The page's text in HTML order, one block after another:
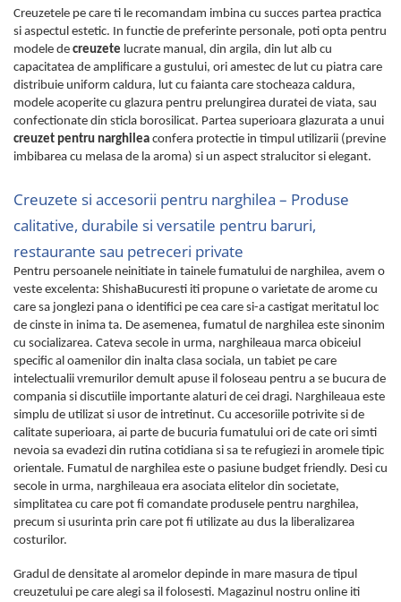
Creuzetele pe care ti le recomandam imbina cu succes partea practica
si aspectul estetic. In functie de preferinte personale, poti opta pentru
modele de creuzete lucrate manual, din argila, din lut alb cu
capacitatea de amplificare a gustului, ori amestec de lut cu piatra care
distribuie uniform caldura, lut cu faianta care stocheaza caldura,
modele acoperite cu glazura pentru prelungirea duratei de viata, sau
confectionate din sticla borosilicat. Partea superioara glazurata a unui
creuzet pentru narghilea confera protectie in timpul utilizarii (previne
imbibarea cu melasa de la aroma) si un aspect stralucitor si elegant.
Creuzete si accesorii pentru narghilea – Produse
calitative, durabile si versatile pentru baruri,
restaurante sau petreceri private
Pentru persoanele neinitiate in tainele fumatului de narghilea, avem o
veste excelenta: ShishaBucuresti iti propune o varietate de arome cu
care sa jonglezi pana o identifici pe cea care si-a castigat meritatul loc
de cinste in inima ta. De asemenea, fumatul de narghilea este sinonim
cu socializarea. Cateva secole in urma, narghileaua marca obiceiul
specific al oamenilor din inalta clasa sociala, un tabiet pe care
intelectualii vremurilor demult apuse il foloseau pentru a se bucura de
compania si discutiile importante alaturi de cei dragi. Narghileaua este
simplu de utilizat si usor de intretinut. Cu accesoriile potrivite si de
calitate superioara, ai parte de bucuria fumatului ori de cate ori simti
nevoia sa evadezi din rutina cotidiana si sa te refugiezi in aromele tipic
orientale. Fumatul de narghilea este o pasiune budget friendly. Desi cu
secole in urma, narghileaua era asociata elitelor din societate,
simplitatea cu care pot fi comandate produsele pentru narghilea,
precum si usurinta prin care pot fi utilizate au dus la liberalizarea
costurilor.
Gradul de densitate al aromelor depinde in mare masura de tipul
creuzetului pe care alegi sa il folosesti. Magazinul nostru online iti